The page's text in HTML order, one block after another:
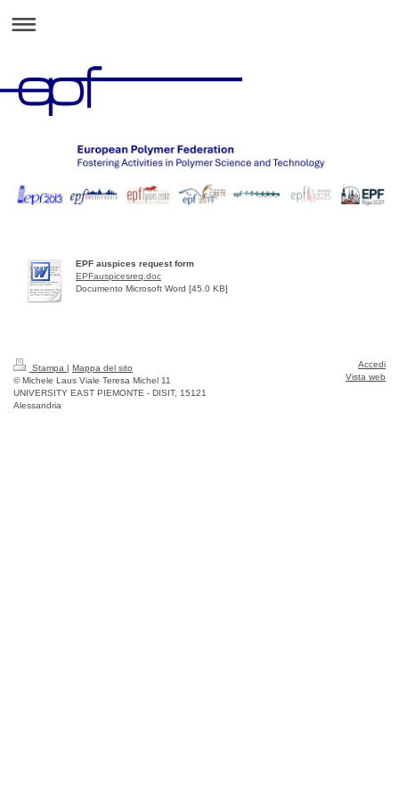
EPF auspices request form
EPFauspicesreq.doc
Documento Microsoft Word [45.0 KB]
Stampa | Mappa del sito
© Michele Laus Viale Teresa Michel 11
UNIVERSITY EAST PIEMONTE - DISIT, 15121
Alessandria
Accedi
Vista web